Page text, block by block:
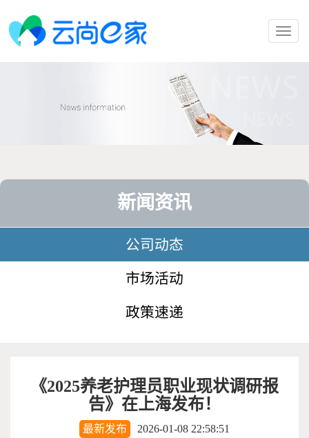
新闻资讯
公司动态
市场活动
政策速递
《2025养老护理员职业现状调研报
告》在上海发布！
最新发布 2026-01-08 22:58:51